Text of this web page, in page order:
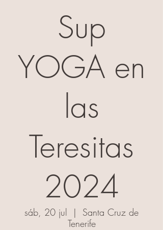
Sup
YOGA en
las
Teresitas
2024
sáb, 20 jul
  |
Santa Cruz de
Tenerife